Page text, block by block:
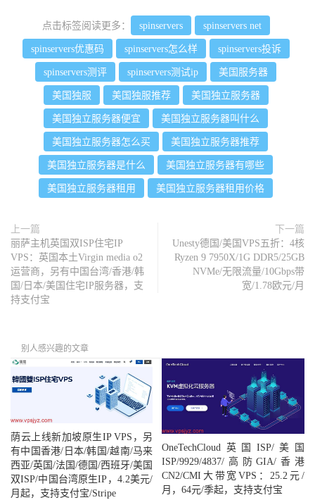
点击标签阅读更多： spinservers spinservers net
spinservers优惠码 spinservers怎么样 spinservers投诉
spinservers测评 spinservers测试ip 美国服务器
美国独服 美国独服推荐 美国独立服务器
美国独立服务器便宜 美国独立服务器叫什么
美国独立服务器怎么买 美国独立服务器推荐
美国独立服务器是什么 美国独立服务器有哪些
美国独立服务器租用 美国独立服务器租用价格
上一篇
丽萨主机英国双ISP住宅IP
VPS：英国本土Virgin media o2
运营商，另有中国台湾/香港/韩
国/日本/美国住宅IP服务器，支
持支付宝
下一篇
Unesty德国/美国VPS五折：4核
Ryzen 9 7950X/1G DDR5/25GB
NVMe/无限流量/10Gbps带
宽/1.78欧元/月
别人感兴趣的文章
荫云上线新加坡原生IP VPS，另
有中国香港/日本/韩国/越南/马来
西亚/英国/法国/德国/西班牙/美国
双ISP/中国台湾原生IP，4.2美元/
月起，支持支付宝/Stripe
OneTechCloud英国ISP/美国
ISP/9929/4837/高防GIA/香港
CN2/CMI大带宽VPS：25.2元/
月，64元/季起，支持支付宝